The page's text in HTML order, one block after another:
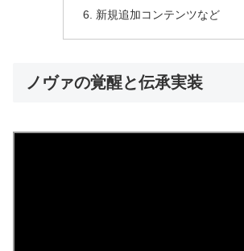
新規追加コンテンツなど
ノヴァの覚醒と伝承実装